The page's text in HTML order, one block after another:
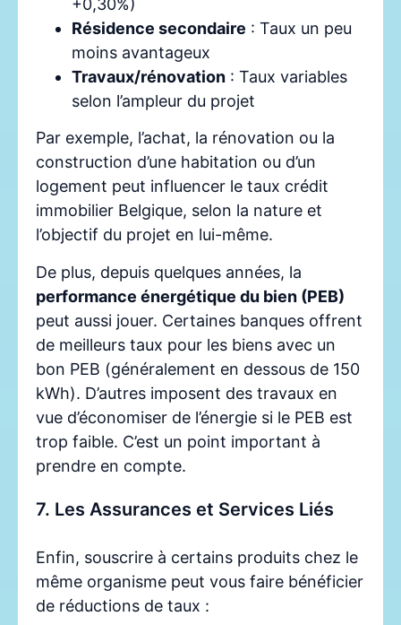
+0,30%)
Résidence secondaire : Taux un peu
moins avantageux
Travaux/rénovation : Taux variables
selon l’ampleur du projet
Par exemple, l’achat, la rénovation ou la
construction d’une habitation ou d’un
logement peut influencer le taux crédit
immobilier Belgique, selon la nature et
l’objectif du projet en lui-même.
De plus, depuis quelques années, la
performance énergétique du bien (PEB)
peut aussi jouer. Certaines banques offrent
de meilleurs taux pour les biens avec un
bon PEB (généralement en dessous de 150
kWh). D’autres imposent des travaux en
vue d’économiser de l’énergie si le PEB est
trop faible. C’est un point important à
prendre en compte.
7. Les Assurances et Services Liés
Enfin, souscrire à certains produits chez le
même organisme peut vous faire bénéficier
de réductions de taux :